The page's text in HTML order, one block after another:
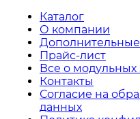
Каталог
О компании
Дополнительные
Прайс-лист
Все о модульных
Контакты
Согласие на
данных